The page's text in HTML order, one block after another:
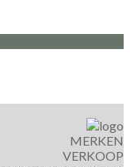
MERKEN
VERKOOP